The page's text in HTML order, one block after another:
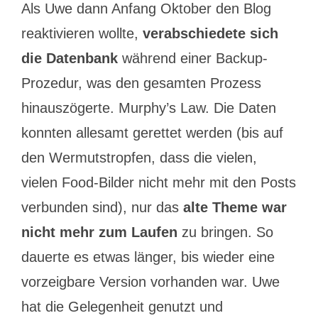
Als Uwe dann Anfang Oktober den Blog
reaktivieren wollte, verabschiedete sich
die Datenbankwährend einer Backup-
Prozedur, was den gesamten Prozess
hinauszögerte. Murphy’s Law. Die Daten
konnten allesamt gerettet werden (bis auf
den Wermutstropfen, dass die vielen,
vielen Food-Bilder nicht mehr mit den Posts
verbunden sind), nur das alte Theme war
nicht mehr zum Laufen zu bringen. So
dauerte es etwas länger, bis wieder eine
vorzeigbare Version vorhanden war. Uwe
hat die Gelegenheit genutzt und